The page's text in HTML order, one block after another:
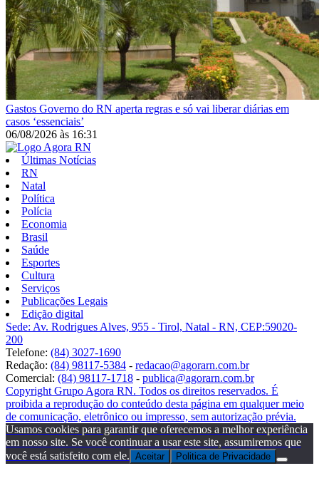
Gastos Governo do RN aperta regras e só vai liberar diárias em
casos ‘essenciais’
06/08/2026 às 16:31
Últimas Notícias
RN
Natal
Política
Polícia
Economia
Brasil
Saúde
Esportes
Cultura
Serviços
Publicações Legais
Edição digital
Sede: Av. Rodrigues Alves, 955 - Tirol, Natal - RN, CEP:59020-
200
Telefone: (84) 3027-1690
Redação: (84) 98117-5384 - redacao@agorarn.com.br
Comercial: (84) 98117-1718 - publica@agorarn.com.br
Copyright Grupo Agora RN. Todos os direitos reservados. É
proibida a reprodução do conteúdo desta página em qualquer meio
de comunicação, eletrônico ou impresso, sem autorização prévia.
Usamos cookies para garantir que oferecemos a melhor experiência
em nosso site. Se você continuar a usar este site, assumiremos que
você está satisfeito com ele. Aceitar Politica de Privacidade